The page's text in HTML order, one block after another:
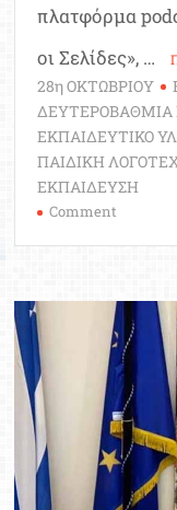
πλατφόρμα
οι Σελίδες», …
28η ΟΚΤΩΒΡΙΟΥ
ΔΕΥΤΕΡΟΒΑΘΜΙΑ
ΕΚΠΑΙΔΕΥΤΙΚΟ
ΠΑΙΔΙΚΗ
ΕΚΠΑΙΔΕΥΣΗ
Comment
στην
τάξη
τον
“Μεγάλο
Περίπατο
του
Πέτρου”